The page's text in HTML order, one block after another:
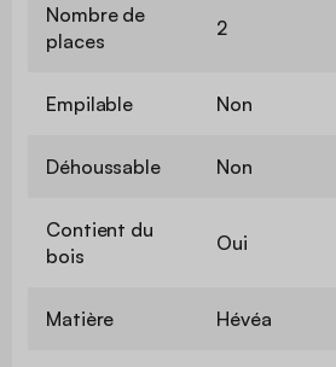
Nombre de
places
2
Empilable Non
Déhoussable Non
Contient du
bois
Oui
Matière Hévéa